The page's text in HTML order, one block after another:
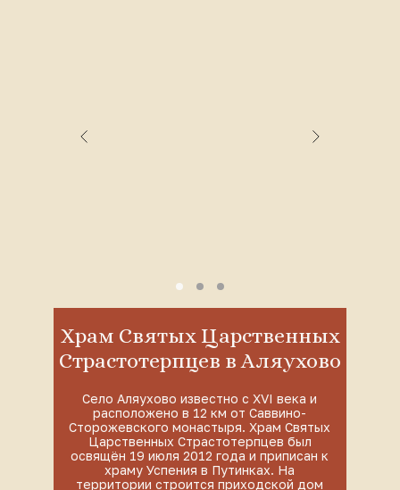
Храм Святых Царственных
Страстотерпцев в Аляухово
Село Аляухово известно с XVI века и
расположено в 12 км от Саввино-
Сторожевского монастыря. Храм Святых
Царственных Страстотерпцев был
освящён 19 июля 2012 года и приписан к
храму Успения в Путинках. На
территории строится приходской дом